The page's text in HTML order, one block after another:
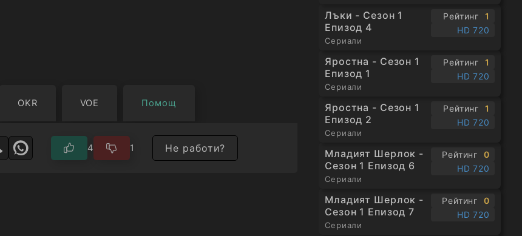
Лъки - Сезон 1
Епизод 4
Сериали
Рейтинг
1
HD 720
Яростна - Сезон 1
Епизод 1
Сериали
Рейтинг
1
HD 720
Яростна - Сезон 1
Епизод 2
Сериали
Рейтинг
1
HD 720
Младият Шерлок -
Сезон 1 Епизод 6
Сериали
Рейтинг
0
HD 720
Младият Шерлок -
Сезон 1 Епизод 7
Сериали
Рейтинг
0
HD 720
OKR VOE Помощ
4 1 Не работи?